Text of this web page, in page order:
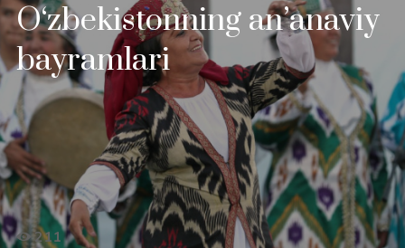
O‘zbekistonning an’anaviy
bayramlari
211